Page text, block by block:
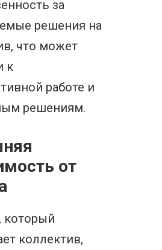
за
решения на
что может
к
работе и
решениям.
от
который
коллектив,